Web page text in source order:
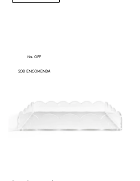
15% OFF
SOB ENCOMENDA